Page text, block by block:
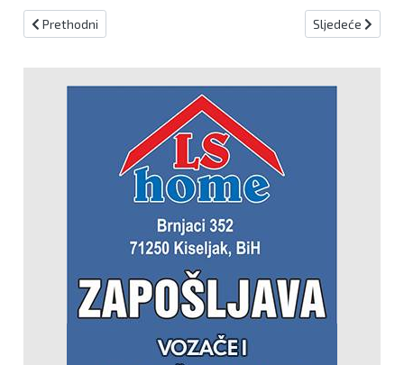
Prethodni članak: Kolačići
Prethodni Sljedeći članak:
Sljedeće